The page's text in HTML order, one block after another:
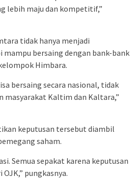
lebih maju dan kompetitif,”
tidak hanya menjadi
mampu bersaing dengan bank-bank
Himbara.
bersaing secara nasional, tidak
masyarakat Kaltim dan Kaltara,”
keputusan tersebut diambil
saham.
Semua sepakat karena keputusan
pungkasnya.